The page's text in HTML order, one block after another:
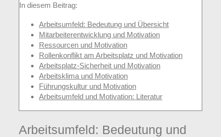
In diesem Beitrag:
Arbeitsumfeld: Bedeutung und Übersicht
Mitarbeiterentwicklung und Motivation
Ressourcen und Motivation
Rollenkonflikt am Arbeitsplatz und Motivation
Arbeitsplatz-Sicherheit und Motivation
Arbeitsklima und Motivation
Führungskultur und Motivation
Arbeitsumfeld und Motivation: Literatur
Arbeitsumfeld: Bedeutung und